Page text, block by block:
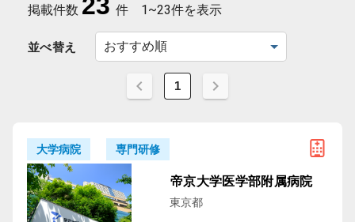
掲載件数 件 1~23件を表示
並べ替え
1
大学病院 専門研修
帝京大学医学部附属病院
東京都